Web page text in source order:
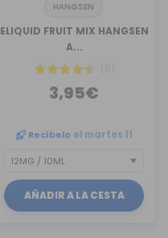
HANGSEN
ELIQUID FRUIT MIX HANGSEN
A...
(5)
3,95€
Recíbelo el martes 11
AÑADIR A LA CESTA